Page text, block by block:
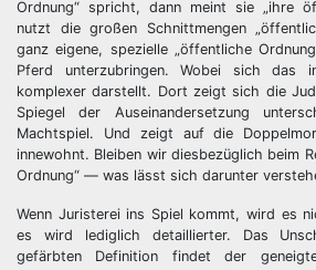
Ordnung“ spricht, dann meint sie „ihre
nutzt die großen Schnittmengen
ganz eigene, spezielle „öffentliche
Pferd unterzubringen. Wobei sich das
komplexer darstellt. Dort zeigt sich die
Spiegel der Auseinandersetzung
Machtspiel. Und zeigt auf die
innewohnt. Bleiben wir diesbezüglich beim
Ordnung“ — was lässt sich darunter
Wenn Juristerei ins Spiel kommt, wird es
es wird lediglich detaillierter. Das
gefärbten Definition findet der